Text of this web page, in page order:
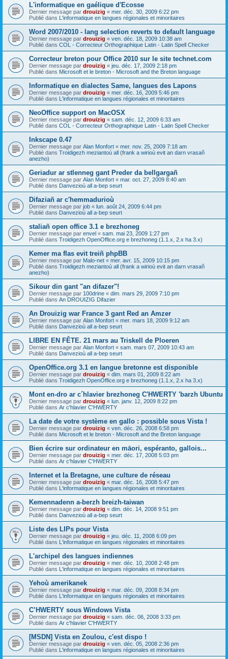
L'informatique en gaélique d'Ecosse
Dernier message par drouizig « mer. déc. 30, 2009 6:22 pm
Publié dans L'informatique en langues régionales et minoritaires
Word 2007/2010 - lang selection reverts to default language
Dernier message par drouizig « ven. déc. 18, 2009 10:38 am
Publié dans COL - Correcteur Orthographique Latin - Latin Spell Checker
Correcteur breton pour Office 2010 sur le site technet.com
Dernier message par drouizig « jeu. déc. 17, 2009 2:18 pm
Publié dans Microsoft et le breton - Microsoft and the Breton language
Informatique en dialectes Same, langues des Lapons
Dernier message par drouizig « mer. déc. 16, 2009 5:46 pm
Publié dans L'informatique en langues régionales et minoritaires
NeoOffice support on MacOSX
Dernier message par drouizig « sam. déc. 12, 2009 6:33 am
Publié dans COL - Correcteur Orthographique Latin - Latin Spell Checker
Inkscape 0.47
Dernier message par Alan Monfort « mer. nov. 25, 2009 7:18 am
Publié dans Troidigezh meziantoù all (frank a wirioù evit an darn vrasañ
anezho)
Geriadur ar stlenneg gant Preder da bellgargañ
Dernier message par Alan Monfort « mar. oct. 27, 2009 8:40 am
Publié dans Danvezioù all a-bep seurt
Difaziañ ar c'hemmadurioù
Dernier message par job « lun. août 24, 2009 6:44 pm
Publié dans Danvezioù all a-bep seurt
staliañ open office 3.1 e brezhoneg
Dernier message par envel « sam. mai 23, 2009 1:27 pm
Publié dans Troidigezh OpenOffice.org e brezhoneg (1.1.x, 2.x ha 3.x)
Kemer ma flas evit treiñ phpBB
Dernier message par Malo-net « mer. avr. 15, 2009 10:15 pm
Publié dans Troidigezh meziantoù all (frank a wirioù evit an darn vrasañ
anezho)
Sikour din gant "an difazer"!
Dernier message par 100drine « dim. mars 29, 2009 7:10 pm
Publié dans An DROUIZIG Difazier
An Drouizig war France 3 gant Red an Amzer
Dernier message par Alan Monfort « mer. mars 18, 2009 9:12 am
Publié dans Danvezioù all a-bep seurt
LIBRE EN FÊTE. 21 mars au Triskell de Ploeren
Dernier message par Alan Monfort « sam. mars 07, 2009 10:43 am
Publié dans Danvezioù all a-bep seurt
OpenOffice.org 3.1 en langue bretonne est disponible
Dernier message par drouizig « dim. mars 01, 2009 8:22 am
Publié dans Troidigezh OpenOffice.org e brezhoneg (1.1.x, 2.x ha 3.x)
Mont en-dro ar c´hlavier brezhoneg C'HWERTY 'barzh Ubuntu
Dernier message par drouizig « lun. janv. 12, 2009 8:22 pm
Publié dans Ar c'hlavier C'HWERTY
La date de votre système en gallo : possible sous Vista !
Dernier message par drouizig « ven. déc. 26, 2008 6:58 pm
Publié dans Microsoft et le breton - Microsoft and the Breton language
Bien écrire sur ordinateur en māori, espéranto, gallois...
Dernier message par drouizig « mer. déc. 17, 2008 5:03 pm
Publié dans Ar c'hlavier C'HWERTY
Internet et la Bretagne, une culture de réseau
Dernier message par drouizig « mar. déc. 16, 2008 5:47 pm
Publié dans L'informatique en langues régionales et minoritaires
Kemennadenn a-berzh breizh-taiwan
Dernier message par drouizig « dim. déc. 14, 2008 9:51 pm
Publié dans Danvezioù all a-bep seurt
Liste des LIPs pour Vista
Dernier message par drouizig « jeu. déc. 11, 2008 6:09 pm
Publié dans L'informatique en langues régionales et minoritaires
L'archipel des langues indiennes
Dernier message par drouizig « mer. déc. 10, 2008 2:48 pm
Publié dans L'informatique en langues régionales et minoritaires
Yehoù amerikanek
Dernier message par drouizig « mar. déc. 09, 2008 8:34 pm
Publié dans L'informatique en langues régionales et minoritaires
C’HWERTY sous Windows Vista
Dernier message par drouizig « sam. déc. 06, 2008 3:33 pm
Publié dans Ar c'hlavier C'HWERTY
[MSDN] Vista en Zoulou, c'est dispo !
Dernier message par drouizig « ven. déc. 05, 2008 2:36 pm
Publié dans L'informatique en langues régionales et minoritaires